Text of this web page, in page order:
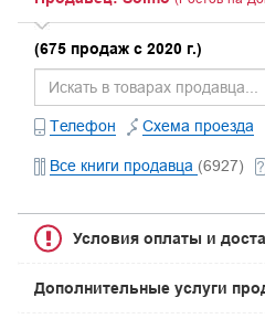
(675 продаж с 2020 г.)
Телефон Схема проезда
Все книги продавца (6927)
Условия оплаты и
Дополнительные услуги